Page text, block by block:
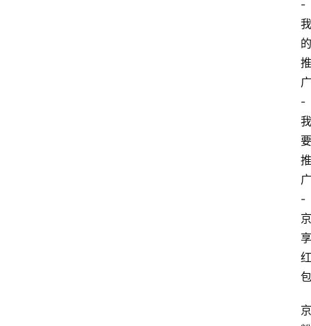
-
我
的
推
广
-
我
要
推
广
-
京
享
红
包
京